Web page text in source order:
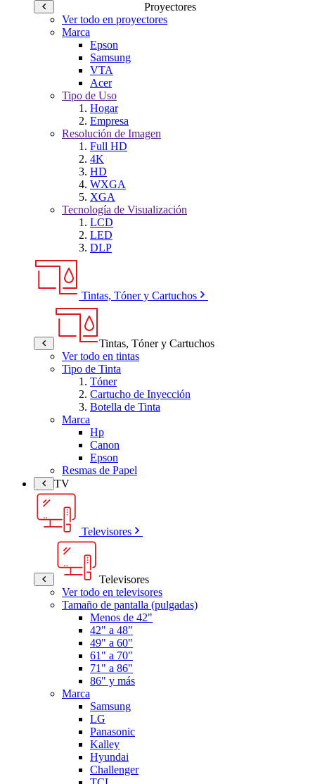
Proyectores
Ver todo en proyectores
Marca
Epson
Samsung
VTA
Acer
Tipo de Uso
Hogar
Empresa
Resolución de Imagen
Full HD
4K
HD
WXGA
XGA
Tecnología de Visualización
LCD
LED
DLP
Tintas, Tóner y Cartuchos
Tintas, Tóner y Cartuchos
Ver todo en tintas
Tipo de Tinta
Tóner
Cartucho de Inyección
Botella de Tinta
Marca
Hp
Canon
Epson
Resmas de Papel
TV
Televisores
Televisores
Ver todo en televisores
Tamaño de pantalla (pulgadas)
Menos de 42"
42" a 48"
49" a 60"
61" a 70"
71" a 86"
86" y más
Marca
Samsung
LG
Panasonic
Kalley
Hyundai
Challenger